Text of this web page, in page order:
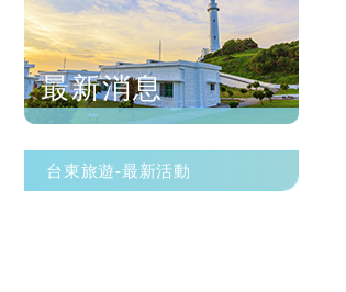
最新消息
台東旅遊-最新活動